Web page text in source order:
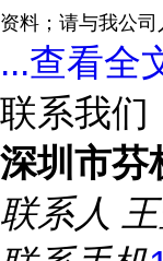
资料；请与我公司
...查看全
联系我们
深圳市芬
联系人